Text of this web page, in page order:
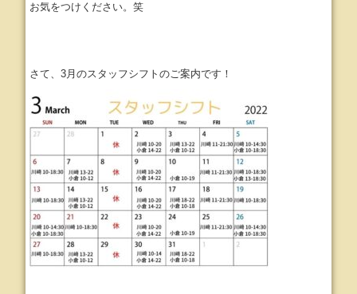
お気をつけください。笑
さて、3月のスタッフシフトのご案内です！